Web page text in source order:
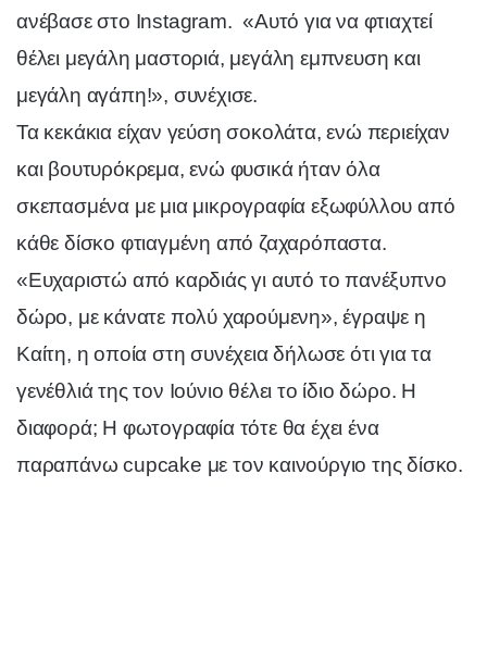
ανέβασε στο Instagram. «Αυτό για να φτιαχτεί
θέλει μεγάλη μαστοριά, μεγάλη εμπνευση και
μεγάλη αγάπη!», συνέχισε.
Τα κεκάκια είχαν γεύση σοκολάτα, ενώ περιείχαν
και βουτυρόκρεμα, ενώ φυσικά ήταν όλα
σκεπασμένα με μια μικρογραφία εξωφύλλου από
κάθε δίσκο φτιαγμένη από ζαχαρόπαστα.
«Ευχαριστώ από καρδιάς γι αυτό το πανέξυπνο
δώρο, με κάνατε πολύ χαρούμενη», έγραψε η
Καίτη, η οποία στη συνέχεια δήλωσε ότι για τα
γενέθλιά της τον Ιούνιο θέλει το ίδιο δώρο. Η
διαφορά; Η φωτογραφία τότε θα έχει ένα
παραπάνω cupcake με τον καινούργιο της δίσκο.